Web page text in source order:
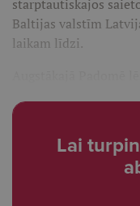
starptautiskajos
Baltijas valstīm
laikam līdzi.
Lai